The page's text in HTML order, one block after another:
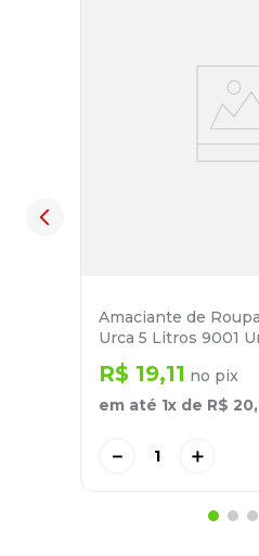
Amaciante de
Urca 5 Litros 9001
R$ 19,11 no pix
em até 1x de R$ 20,
＋
－